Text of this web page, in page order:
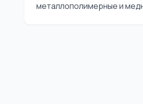
металлополимерные и